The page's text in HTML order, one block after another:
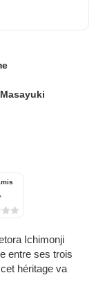
Masayuki
Ichimonji
entre ses trois
héritage va